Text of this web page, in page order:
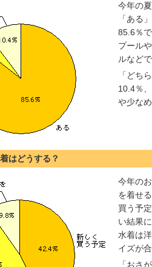
今年の
「ある
85.6％で
プール
ルなど
「どち
10.4％
や少なめ
はどうする？
今年の
を着せ
買う予
い結果
水着は
イズが
「おさ